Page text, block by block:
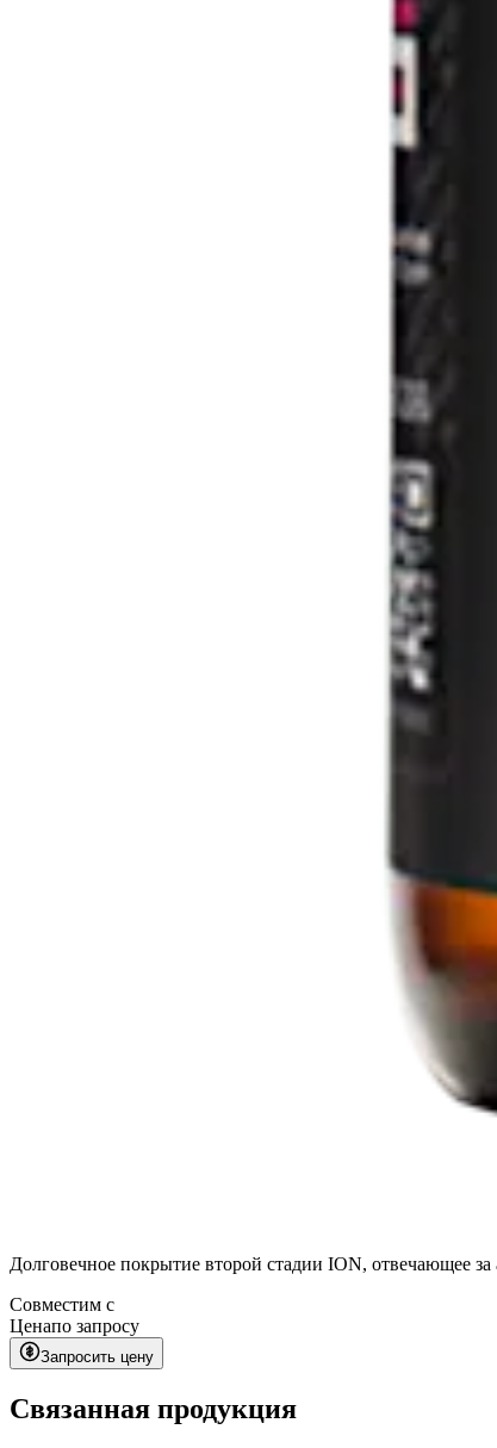
Долговечное покрытие второй стадии ION, отвечающее
Совместим с
Ценапо запросу
Запросить цену
Связанная продукция